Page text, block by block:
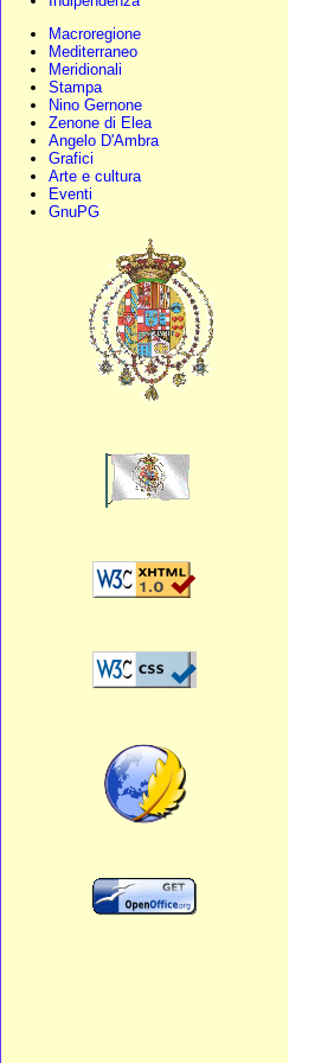
Macroregione
Mediterraneo
Meridionali
Stampa
Nino Gernone
Zenone di Elea
Angelo D'Ambra
Grafici
Arte e cultura
Eventi
GnuPG